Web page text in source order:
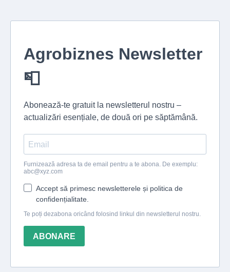
Agrobiznes Newsletter
📮
Abonează-te gratuit la newsletterul nostru –
actualizări esențiale, de două ori pe săptămână.
Furnizează adresa ta de email pentru a te abona. De exemplu:
abc@xyz.com
Accept să primesc newsletterele și politica de
confidențialitate.
Te poți dezabona oricând folosind linkul din newsletterul nostru.
ABONARE